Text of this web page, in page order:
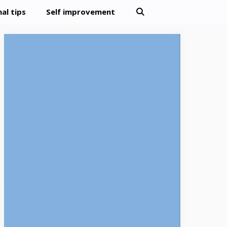
tips Self improvement